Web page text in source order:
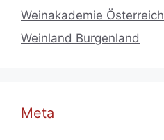
Weinakademie Österreich
Weinland Burgenland
Meta